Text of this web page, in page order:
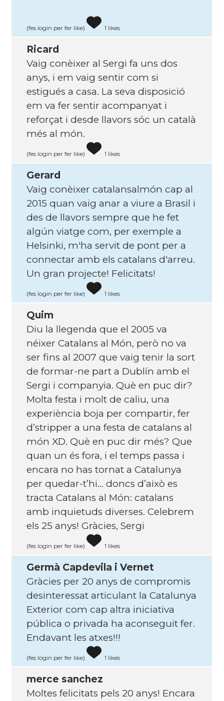
(fes login per fer like) 1 likes
Ricard
Vaig conèixer al Sergi fa uns dos
anys, i em vaig sentir com si
estigués a casa. La seva disposició
em va fer sentir acompanyat i
reforçat i desde llavors sóc un català
més al món.
(fes login per fer like) 1 likes
Gerard
Vaig conèixer catalansalmón cap al
2015 quan vaig anar a viure a Brasil i
des de llavors sempre que he fet
algún viatge com, per exemple a
Helsinki, m'ha servit de pont per a
connectar amb els catalans d'arreu.
Un gran projecte! Felicitats!
(fes login per fer like) 1 likes
Quim
Diu la llegenda que el 2005 va
néixer Catalans al Món, però no va
ser fins al 2007 que vaig tenir la sort
de formar-ne part a Dublín amb el
Sergi i companyia. Què en puc dir?
Molta festa i molt de caliu, una
experiència boja per compartir, fer
d’stripper a una festa de catalans al
món XD. Què en puc dir més? Que
quan un és fora, i el temps passa i
encara no has tornat a Catalunya
per quedar-t’hi… doncs d’això es
tracta Catalans al Món: catalans
amb inquietuds diverses. Celebrem
els 25 anys! Gràcies, Sergi
(fes login per fer like) 1 likes
Germà Capdevila i Vernet
Gràcies per 20 anys de compromis
desinteressat articulant la Catalunya
Exterior com cap altra iniciativa
pública o privada ha aconseguit fer.
Endavant les atxes!!!
(fes login per fer like) 1 likes
merce sanchez
Moltes felicitats pels 20 anys! Encara